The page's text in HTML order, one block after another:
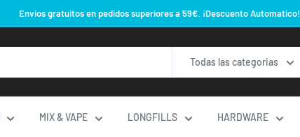
Envios gratuitos en pedidos superiores a 59€. ¡Descuento Automatico!
Todas las categorias
MIX & VAPE LONGFILLS HARDWARE